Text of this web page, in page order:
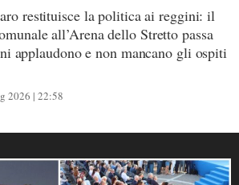
restituisce la politica ai reggini: il
all’Arena dello Stretto passa
applaudono e non mancano gli ospiti
2026 | 22:58